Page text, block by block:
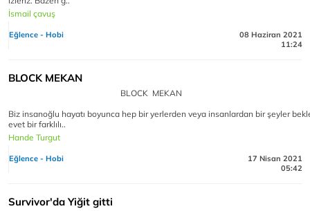
İsmail çavuş
Eğlence - Hobi
08 Haziran 2021
11:24
BLOCK MEKAN
BLOCK MEKAN
Biz insanoğlu hayatı boyunca hep bir yerlerden veya insanlardan bir şeyler
evet bir farklılı..
Hande Turgut
Eğlence - Hobi
17 Nisan 2021
05:42
Survivor'da Yiğit gitti